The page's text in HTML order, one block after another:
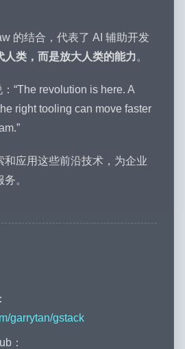
的结合，代表了 AI 辅助开发
人类，而是放大人类的能力。
“The revolution is here. A
right tooling can move faster
和应用这些前沿技术，为企业
。
garrytan/gstack
：